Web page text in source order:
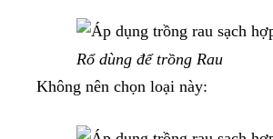
Rổ dùng để trồng Rau
Không nên chọn loại này: